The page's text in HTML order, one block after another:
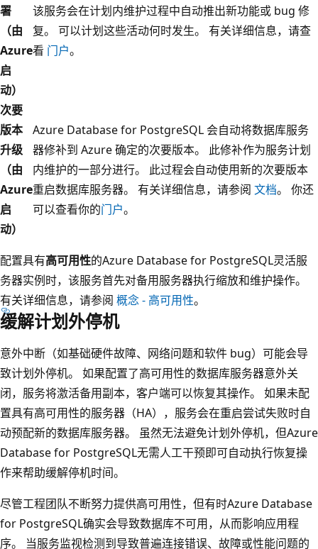
署
（由
Azure
启
动）
该服务会在计划内维护过程中自动推出新功能或 bug 修
复。 可以计划这些活动何时发生。 有关详细信息，请查
看 门户。
次要
版本
升级
（由
Azure
启
动）
Azure Database for PostgreSQL 会自动将数据库服务
器修补到 Azure 确定的次要版本。 此修补作为服务计划
内维护的一部分进行。 此过程会自动使用新的次要版本
重启数据库服务器。 有关详细信息，请参阅 文档。 你还
可以查看你的门户。
配置具有高可用性的Azure Database for PostgreSQL灵活服
务器实例时，该服务首先对备用服务器执行缩放和维护操作。
有关详细信息，请参阅 概念 - 高可用性。
缓解计划外停机
意外中断（如基础硬件故障、网络问题和软件 bug）可能会导
致计划外停机。 如果配置了高可用性的数据库服务器意外关
闭，服务将激活备用副本，客户端可以恢复其操作。 如果未配
置具有高可用性的服务器（HA），服务会在重启尝试失败时自
动预配新的数据库服务器。 虽然无法避免计划外停机，但Azure
Database for PostgreSQL无需人工干预即可自动执行恢复操
作来帮助缓解停机时间。
尽管工程团队不断努力提供高可用性，但有时Azure Database
for PostgreSQL确实会导致数据库不可用，从而影响应用程
序。 当服务监视检测到导致普遍连接错误、故障或性能问题的